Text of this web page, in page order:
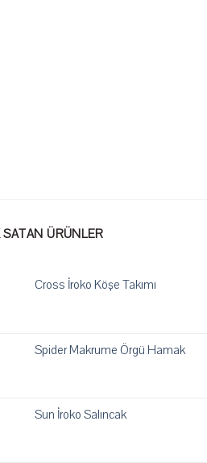
ÜRÜNLER
Cross İroko Köşe Takımı
Spider Makrume Örgü Hamak
Sun İroko Salıncak